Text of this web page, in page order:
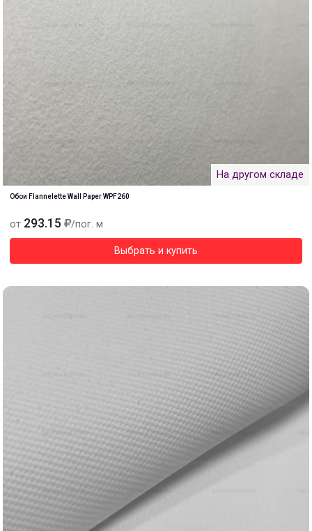
На другом складе
Обои Flannelette Wall Paper WPF260
от 293.15 /пог. м
Выбрать и купить